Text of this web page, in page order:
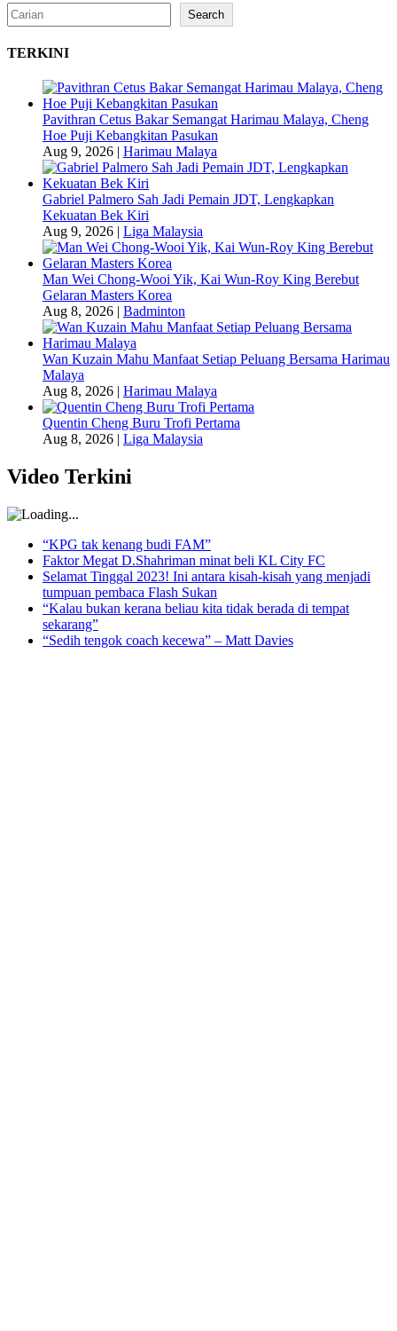
Search Search
TERKINI
Pavithran Cetus Bakar Semangat Harimau Malaya, Cheng
Hoe Puji Kebangkitan Pasukan
Aug 9, 2026 | Harimau Malaya
Gabriel Palmero Sah Jadi Pemain JDT, Lengkapkan
Kekuatan Bek Kiri
Aug 9, 2026 | Liga Malaysia
Man Wei Chong-Wooi Yik, Kai Wun-Roy King Berebut
Gelaran Masters Korea
Aug 8, 2026 | Badminton
Wan Kuzain Mahu Manfaat Setiap Peluang Bersama Harimau
Malaya
Aug 8, 2026 | Harimau Malaya
Quentin Cheng Buru Trofi Pertama
Aug 8, 2026 | Liga Malaysia
Video Terkini
“KPG tak kenang budi FAM”
Faktor Megat D.Shahriman minat beli KL City FC
Selamat Tinggal 2023! Ini antara kisah-kisah yang menjadi
tumpuan pembaca Flash Sukan
“Kalau bukan kerana beliau kita tidak berada di tempat
sekarang”
“Sedih tengok coach kecewa” – Matt Davies